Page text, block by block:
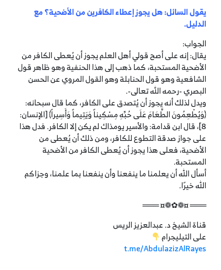
يقول السائل: هل يجوز إعطاء الكافرين من الأضحية؟ مع
الدليل.
الجواب:
يقال: إنه على أصح قولي أهل العلم يجوز أن يُعطى الكافر من
الأضحية المستحبة، كما ذهب إلى هذا الحنفية وهو ظاهر قول
الشافعية وهو قول الحنابلة وهو القول المروي عن الحسن
البصري -رحمه الله تعالى-.
ويدل لذلك أنه يجوز أن يُتصدق على الكافر، كما قال سبحانه:
﴿وَيُطْعِمُونَ الطَّعَامَ عَلَى حُبِّهِ مِسْكِيناً وَيَتِيماً وَأَسِيراً﴾ [الإنسان:
8]، قال ابن قدامة: والأسير يومذاك لم يكن إلا الكافر. فدل هذا
على جواز صدقة التطوع للكافر، ومن ذلك أن يُعطى من
الأضحية، فعلى هذا يجوز أن يُعطى الكافر من الأضحية
المستحبة.
أسأل الله أن يعلمنا ما ينفعنا وأن ينفعنا بما علمنا، وجزاكم
الله خيرًا.
═══ ¤❁✿❁¤ ═══
قناة الشيخ د. عبدالعزيز الريس
على التيليجرام
t.me/AbdulazizAlRayes